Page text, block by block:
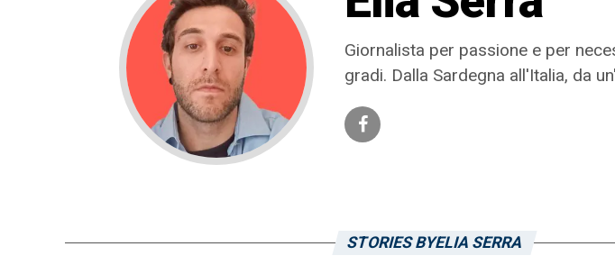
Giornalista per passione e per
gradi. Dalla Sardegna all'Italia, da
STORIES BYELIA SERRA